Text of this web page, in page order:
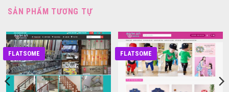
SẢN PHẨM TƯƠNG TỰ
FLATSOME FLATSOME